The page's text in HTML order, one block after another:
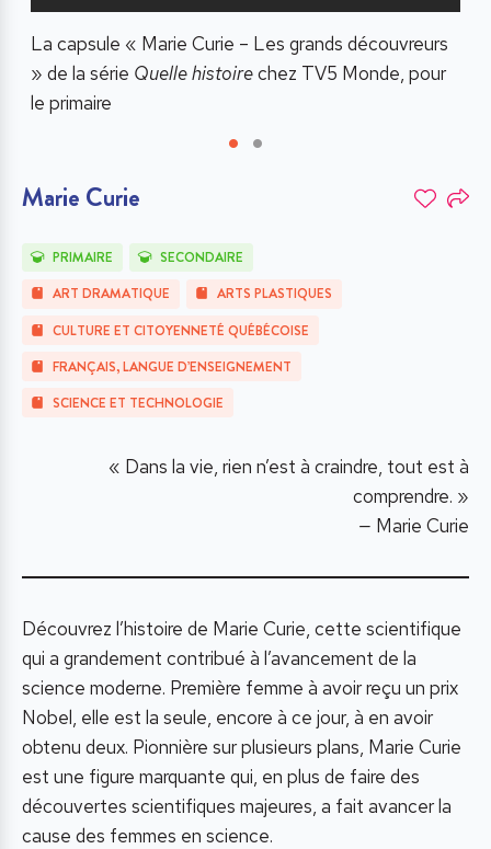
La capsule « Marie Curie – Les grands découvreurs
» de la série Quelle histoirechez TV5 Monde, pour
le primaire
Marie Curie
PRIMAIRE
SECONDAIRE
ART DRAMATIQUE
ARTS PLASTIQUES
CULTURE ET CITOYENNETÉ QUÉBÉCOISE
FRANÇAIS, LANGUE D’ENSEIGNEMENT
SCIENCE ET TECHNOLOGIE
« Dans la vie, rien n’est à craindre, tout est à
comprendre. »
— Marie Curie
Découvrez l’histoire de Marie Curie, cette scientifique
qui a grandement contribué à l’avancement de la
science moderne. Première femme à avoir reçu un prix
Nobel, elle est la seule, encore à ce jour, à en avoir
obtenu deux. Pionnière sur plusieurs plans, Marie Curie
est une figure marquante qui, en plus de faire des
découvertes scientifiques majeures, a fait avancer la
cause des femmes en science.